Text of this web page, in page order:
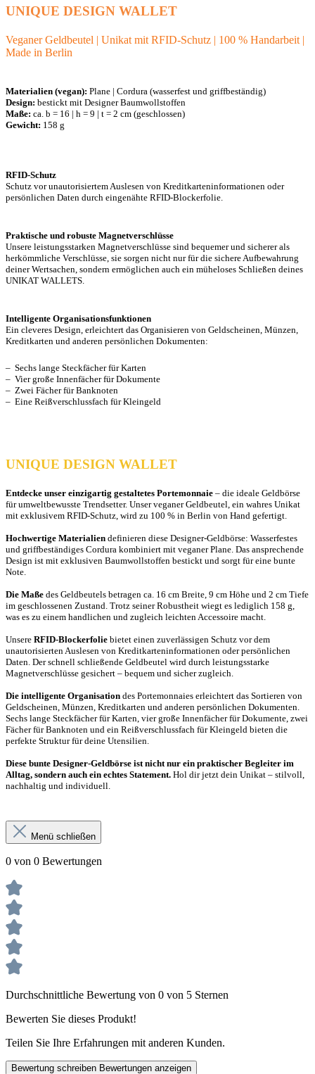
UNIQUE DESIGN WALLET
Veganer Geldbeutel | Unikat mit RFID-Schutz | 100 % Handarbeit |
Made in Berlin
Materialien (vegan): Plane | Cordura (wasserfest und griffbeständig)
Design: bestickt mit Designer Baumwollstoffen
Maße: ca. b = 16 | h = 9 | t = 2 cm (geschlossen)
Gewicht: 158 g
RFID-Schutz
Schutz vor unautorisiertem Auslesen von Kreditkarteninformationen oder
persönlichen Daten durch eingenähte RFID-Blockerfolie.
Praktische und robuste Magnetverschlüsse
Unsere leistungsstarken Magnetverschlüsse sind bequemer und sicherer als
herkömmliche Verschlüsse, sie sorgen nicht nur für die sichere Aufbewahrung
deiner Wertsachen, sondern ermöglichen auch ein müheloses Schließen deines
UNIKAT WALLETS.
Intelligente Organisationsfunktionen
Ein cleveres Design, erleichtert das Organisieren von Geldscheinen, Münzen,
Kreditkarten und anderen persönlichen Dokumenten:
– Sechs lange Steckfächer für Karten
– Vier große Innenfächer für Dokumente
– Zwei Fächer für Banknoten
– Eine Reißverschlussfach für Kleingeld
UNIQUE DESIGN WALLET
Entdecke unser einzigartig gestaltetes Portemonnaie – die ideale Geldbörse
für umweltbewusste Trendsetter. Unser veganer Geldbeutel, ein wahres Unikat
mit exklusivem RFID-Schutz, wird zu 100 % in Berlin von Hand gefertigt.
Hochwertige Materialien definieren diese Designer-Geldbörse: Wasserfestes
und griffbeständiges Cordura kombiniert mit veganer Plane. Das ansprechende
Design ist mit exklusiven Baumwollstoffen bestickt und sorgt für eine bunte
Note.
Die Maße des Geldbeutels betragen ca. 16 cm Breite, 9 cm Höhe und 2 cm Tiefe
im geschlossenen Zustand. Trotz seiner Robustheit wiegt es lediglich 158 g,
was es zu einem handlichen und zugleich leichten Accessoire macht.
Unsere RFID-Blockerfolie bietet einen zuverlässigen Schutz vor dem
unautorisierten Auslesen von Kreditkarteninformationen oder persönlichen
Daten. Der schnell schließende Geldbeutel wird durch leistungsstarke
Magnetverschlüsse gesichert – bequem und sicher zugleich.
Die intelligente Organisation des Portemonnaies erleichtert das Sortieren von
Geldscheinen, Münzen, Kreditkarten und anderen persönlichen Dokumenten.
Sechs lange Steckfächer für Karten, vier große Innenfächer für Dokumente, zwei
Fächer für Banknoten und ein Reißverschlussfach für Kleingeld bieten die
perfekte Struktur für deine Utensilien.
Diese bunte Designer-Geldbörse ist nicht nur ein praktischer Begleiter im
Alltag, sondern auch ein echtes Statement. Hol dir jetzt dein Unikat – stilvoll,
nachhaltig und individuell.
Menü schließen
0 von 0 Bewertungen
Durchschnittliche Bewertung von 0 von 5 Sternen
Bewerten Sie dieses Produkt!
Teilen Sie Ihre Erfahrungen mit anderen Kunden.
Bewertung schreiben Bewertungen anzeigen